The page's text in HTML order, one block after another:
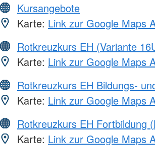
Kursangebote
Karte: Link zur Google Maps
Rotkreuzkurs EH (Variante
Karte: Link zur Google Maps
Rotkreuzkurs EH Bildungs-
Karte: Link zur Google Maps
Rotkreuzkurs EH Fortbildung
Karte: Link zur Google Maps